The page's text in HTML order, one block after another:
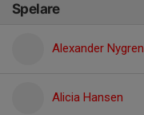
Spelare
Alexander Nygren
Alicia Hansen